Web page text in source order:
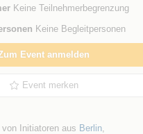
Keine Teilnehmerbegrenzung
Keine Begleitpersonen
Event anmelden
Event merken
Initiatoren aus Berlin,